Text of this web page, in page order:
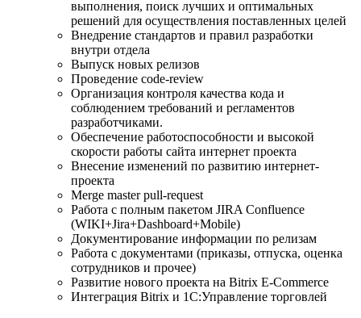
выполнения, поиск лучших и оптимальных
решений для осуществления поставленных целей
Внедрение стандартов и правил разработки
внутри отдела
Выпуск новых релизов
Проведение code-review
Организация контроля качества кода и
соблюдением требований и регламентов
разработчиками.
Обеспечение работоспособности и высокой
скорости работы сайта интернет проекта
Внесение изменений по развитию интернет-
проекта
Merge master pull-request
Работа с полным пакетом JIRA Confluence
(WIKI+Jira+Dashboard+Mobile)
Документирование информации по релизам
Работа с документами (приказы, отпуска, оценка
сотрудников и прочее)
Развитие нового проекта на Bitrix E-Commerce
Интеграция Bitrix и 1С:Управление торговлей